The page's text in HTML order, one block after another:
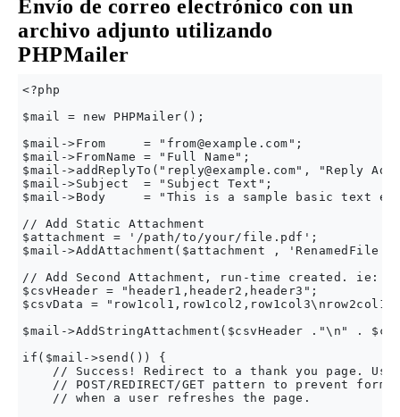
Envío de correo electrónico con un
archivo adjunto utilizando
PHPMailer
<?php
$mail = new PHPMailer();
$mail->From     = " from@example.com ";
$mail->FromName = "Full Name";
$mail->addReplyTo(" reply@example.com", "Reply
$mail->Subject  = "Subject Text";
$mail->Body     = "This is a sample basic text
// Add Static Attachment
$attachment = '/path/to/your/file.pdf';
$mail->AddAttachment($attachment ,
// Add Second Attachment, run-time created. ie:
$csvHeader = "header1,header2,header3";
$csvData =
$mail->AddStringAttachment($csvHeader ."\n" .
if($mail->send()) {
// Success! Redirect to a thank you page. Use
// POST/REDIRECT/GET pattern to prevent form
    // when a user refreshes the page.